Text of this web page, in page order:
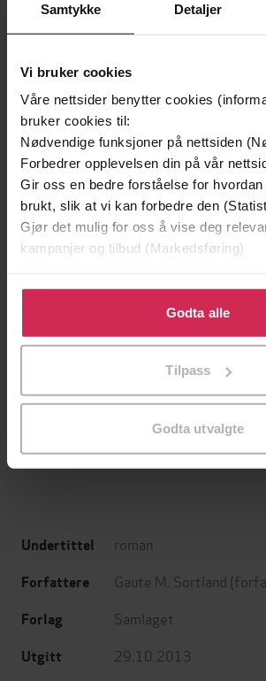
Samtykke Detaljer
Vi bruker cookies
Våre nettsider benytter cookies
bruker cookies til:
Nødvendige funksjoner på nettsiden
Forbedrer opplevelsen din på vår
Gir oss en bedre forståelse for
brukt, slik at vi kan forbedre den
Gjør det mulig for oss å vise deg
kampanjer og tilbud (Markedsføring)
Klikk på «Godta alle» for å gi oss ditt
bruke cookies for alle disse formålene.
tilpasse ditt samtykke til spesifikke
Godta alle
Tilpass
Godta utvalgte
Andre har også kjøpt
Premium
Vinner av Rivertonprisen
Minnesota
Undertittel roman
Forfattere Gaute M. Sortland
Forlag Samlaget
Utgitt 29.10.2013